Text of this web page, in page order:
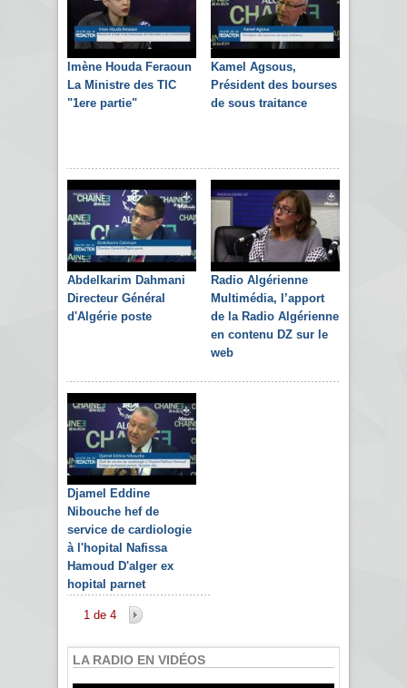
Imène Houda Feraoun
La Ministre des TIC
"1ere partie"
Kamel Agsous,
Président des bourses
de sous traitance
Abdelkarim Dahmani
Directeur Général
d'Algérie poste
Radio Algérienne
Multimédia, l’apport
de la Radio Algérienne
en contenu DZ sur le
web
Djamel Eddine
Nibouche hef de
service de cardiologie
à l'hopital Nafissa
Hamoud D'alger ex
hopital parnet
1 de 4
LA RADIO EN VIDÉOS